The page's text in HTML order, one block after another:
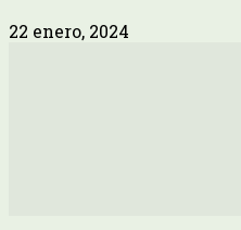
22 enero, 2024